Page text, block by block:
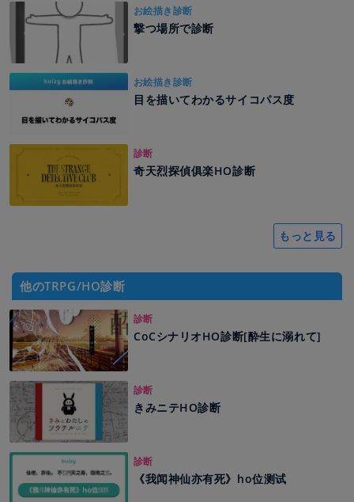
お絵描き診断
撃つ場所で診断
お絵描き診断
目を描いてわかるサイコパス度
診断
奇天烈探偵俱楽HO診断
もっと見る
他のTRPG/HO診断
診断
CoCシナリオHO診断[酔生に溺れて]
診断
きみニテHO診断
診断
《我闻神仙亦有死》ho位测试